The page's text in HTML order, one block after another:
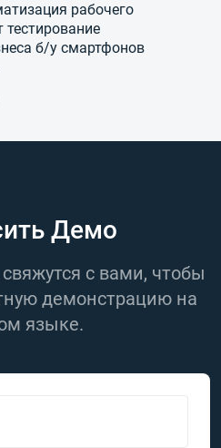
рабочего
тестирование
б/у смартфонов
Демо
с вами, чтобы
демонстрацию на
языке.